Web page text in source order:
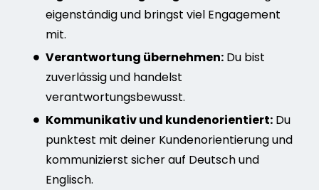
eigenständig und bringst viel Engagement
mit.
Verantwortung übernehmen: Du bist
zuverlässig und handelst
verantwortungsbewusst.
Kommunikativ und kundenorientiert: Du
punktest mit deiner Kundenorientierung und
kommunizierst sicher auf Deutsch und
Englisch.